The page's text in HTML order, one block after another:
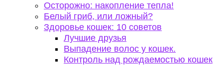
Осторожно: накопление тепла!
Белый гриб, или ложный?
Здоровье кошек: 10 советов
Лучшие друзья
Выпадение волос у кошек.
Контроль над рождаемостью кошек